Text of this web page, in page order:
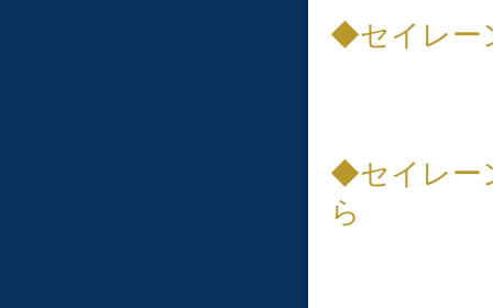
◆セイレー
◆セイレー
ら